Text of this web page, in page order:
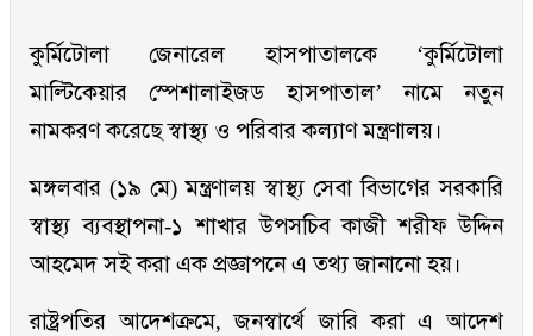
কুর্মিটোলা জেনারেল হাসপাতালকে ‘কুর্মিটোলা
মাল্টিকেয়ার স্পেশালাইজড হাসপাতাল’ নামে নতুন
নামকরণ করেছে স্বাস্থ্য ও পরিবার কল্যাণ মন্ত্রণালয়।
মঙ্গলবার (১৯ মে) মন্ত্রণালয় স্বাস্থ্য সেবা বিভাগের সরকারি
স্বাস্থ্য ব্যবস্থাপনা-১ শাখার উপসচিব কাজী শরীফ উদ্দিন
আহমেদ সই করা এক প্রজ্ঞাপনে এ তথ্য জানানো হয়।
রাষ্ট্রপতির আদেশক্রমে, জনস্বার্থে জারি করা এ আদেশ